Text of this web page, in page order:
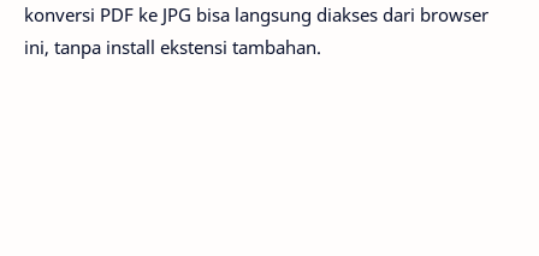
konversi PDF ke JPG bisa langsung diakses dari browser
ini, tanpa install ekstensi tambahan.